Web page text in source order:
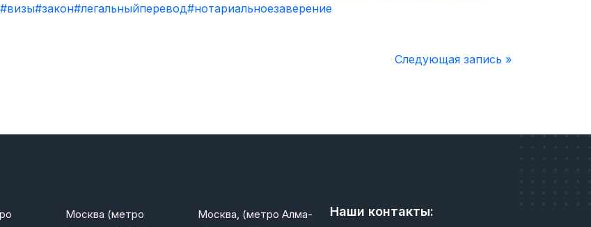
#визы#закон#легальныйперевод#нотариальноезаверение
Следующая запись »
Москва (метро
Москва, (метро Алма-
Наши контакты: